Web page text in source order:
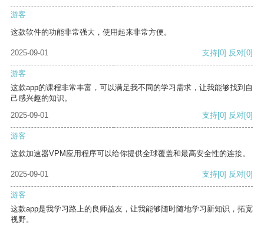
游客
这款软件的功能非常强大，使用起来非常方便。
2025-09-01 支持[0] 反对[0]
游客
这款app的课程非常丰富，可以满足我不同的学习需求，让我能够找到自
己感兴趣的知识。
2025-09-01
支持[0] 反对[0]
游客
这款加速器VPM应用程序可以给你提供全球覆盖和最高安全性的连接。
2025-09-01 支持[0] 反对[0]
游客
这款app是我学习路上的良师益友，让我能够随时随地学习新知识，拓宽
视野。